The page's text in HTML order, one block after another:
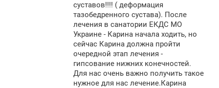
суставов!!!! ( деформация
тазобедренного сустава). После
лечения в санатории ЕКДС МО
Украине - Карина начала ходить, но
сейчас Карина должна пройти
очередной этап лечения -
гипсование нижних конечностей.
Для нас очень важно получить такое
нужное для нас лечение.Карина